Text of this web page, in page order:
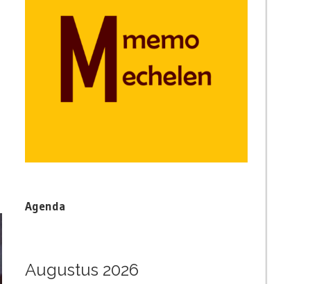
Agenda
Augustus 2026